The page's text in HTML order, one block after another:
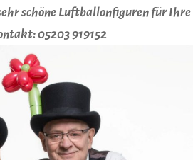
schöne Luftballonfiguren für Ihre
05203 919152